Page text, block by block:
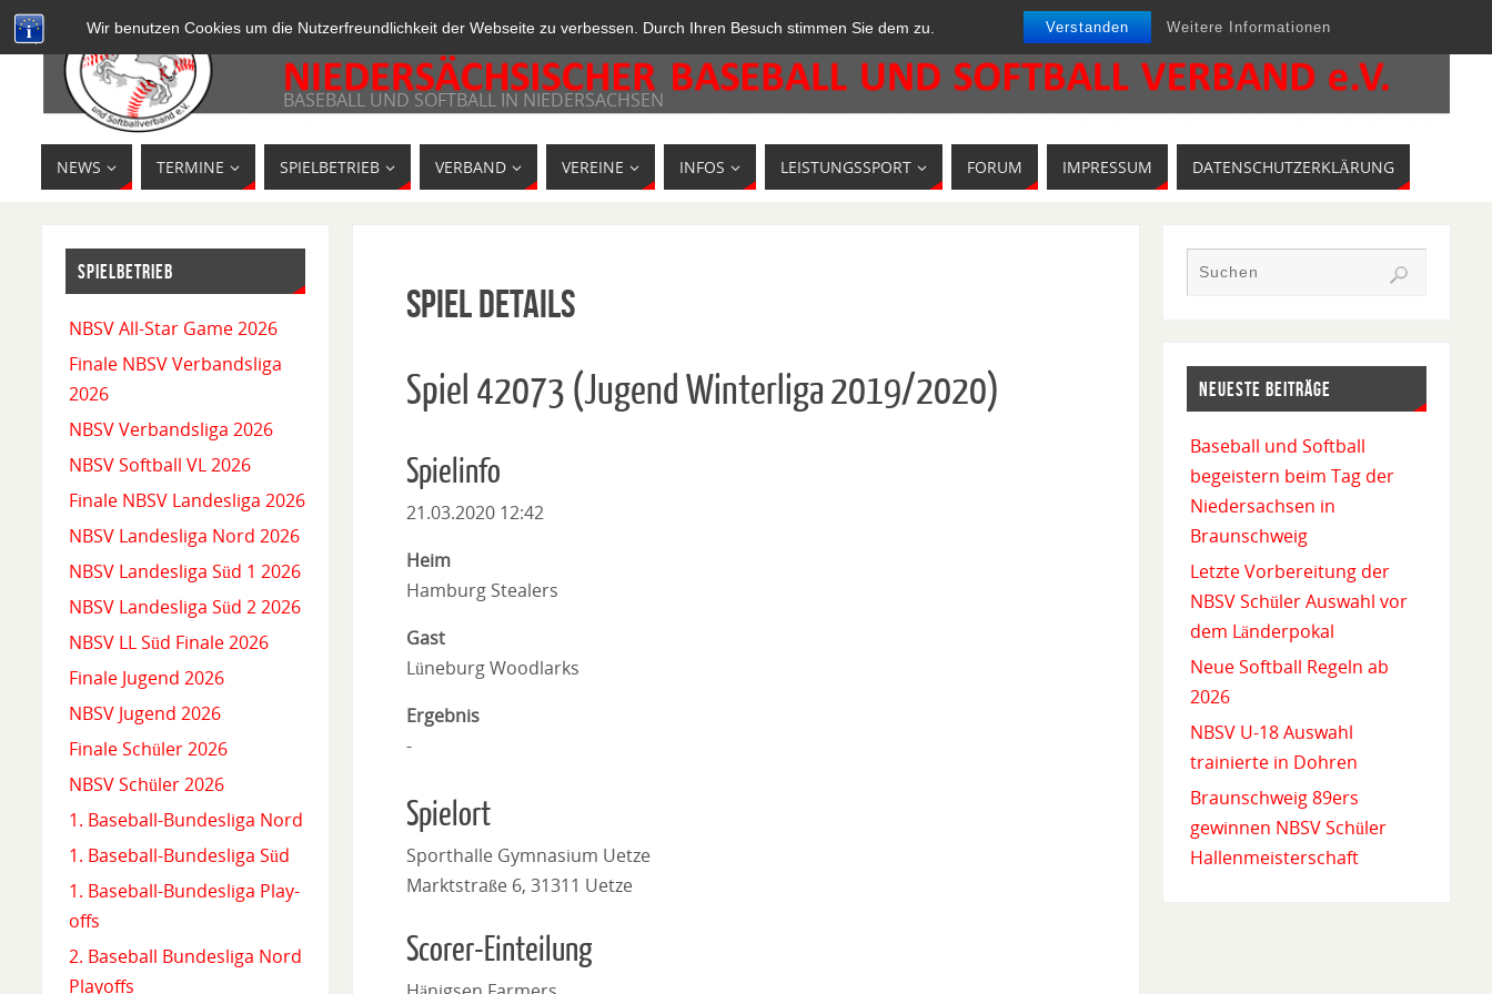
Wir benutzen Cookies um die Nutzerfreundlichkeit der Webseite zu verbessen. Durch Ihren Besuch stimmen Sie dem zu. Verstanden Weitere Informationen
BASEBALL UND SOFTBALL IN NIEDERSACHSEN
NEWS TERMINE SPIELBETRIEB VERBAND VEREINE INFOS LEISTUNGSSPORT FORUM IMPRESSUM DATENSCHUTZERKLÄRUNG
Spiel Details
Spiel 42073 (Jugend Winterliga 2019/2020)
Spielinfo
21.03.2020 12:42
Heim
Hamburg Stealers
Gast
Lüneburg Woodlarks
Ergebnis
-
Spielort
Sporthalle Gymnasium Uetze
Marktstraße 6, 31311 Uetze
Scorer-Einteilung
SPIELBETRIEB
NBSV All-Star Game 2026
Finale NBSV Verbandsliga
2026
NBSV Verbandsliga 2026
NBSV Softball VL 2026
Finale NBSV Landesliga 2026
NBSV Landesliga Nord 2026
NBSV Landesliga Süd 1 2026
NBSV Landesliga Süd 2 2026
NBSV LL Süd Finale 2026
Finale Jugend 2026
NBSV Jugend 2026
Finale Schüler 2026
NBSV Schüler 2026
1. Baseball-Bundesliga Nord
1. Baseball-Bundesliga Süd
1. Baseball-Bundesliga Play-
offs
2. Baseball Bundesliga Nord
Playoffs
NEUESTE BEITRÄGE
Baseball und Softball
begeistern beim Tag der
Niedersachsen in
Braunschweig
Letzte Vorbereitung der
NBSV Schüler Auswahl vor
dem Länderpokal
Neue Softball Regeln ab
2026
NBSV U-18 Auswahl
trainierte in Dohren
Braunschweig 89ers
gewinnen NBSV Schüler
Hallenmeisterschaft